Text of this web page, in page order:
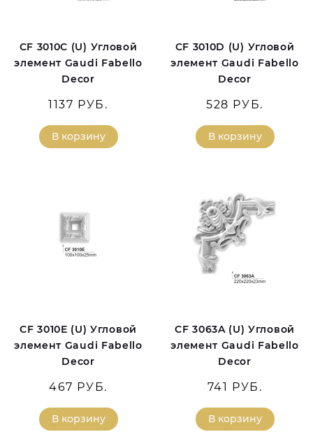
CF 3010C (U) Угловой
элемент Gaudi Fabello
Decor
1137 РУБ.
В корзину
CF 3010D (U) Угловой
элемент Gaudi Fabello
Decor
528 РУБ.
В корзину
CF 3010E (U) Угловой
элемент Gaudi Fabello
Decor
467 РУБ.
В корзину
CF 3063A (U) Угловой
элемент Gaudi Fabello
Decor
741 РУБ.
В корзину